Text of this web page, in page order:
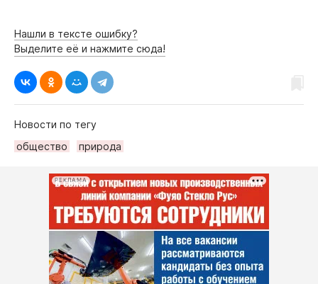
Нашли в тексте ошибку?
Выделите её и нажмите сюда!
Новости по тегу
общество
природа
РЕКЛАМА